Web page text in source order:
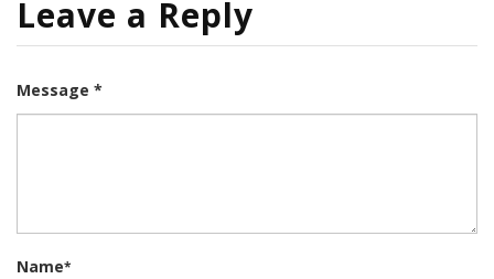
Leave a Reply
Message *
Name*